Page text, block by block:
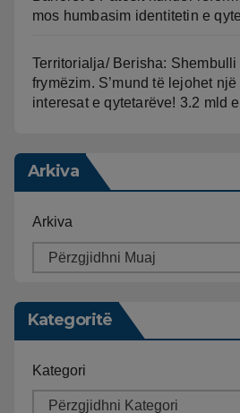
mos humbasim identitetin e
Territorialja/ Berisha:
frymëzim. S’mund të lejohet
interesat e qytetarëve! 3.2 mld
Arkiva
Arkiva
Kategoritë
Kategori